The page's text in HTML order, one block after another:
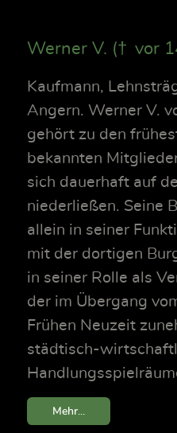
Werner V. († vor
Kaufmann,
Angern. Werner V.
gehört zu den
bekannten
sich dauerhaft auf
niederließen. Seine
allein in seiner
mit der dortigen
in seiner Rolle als
der im Übergang
Frühen Neuzeit
städtisch-
Mehr...